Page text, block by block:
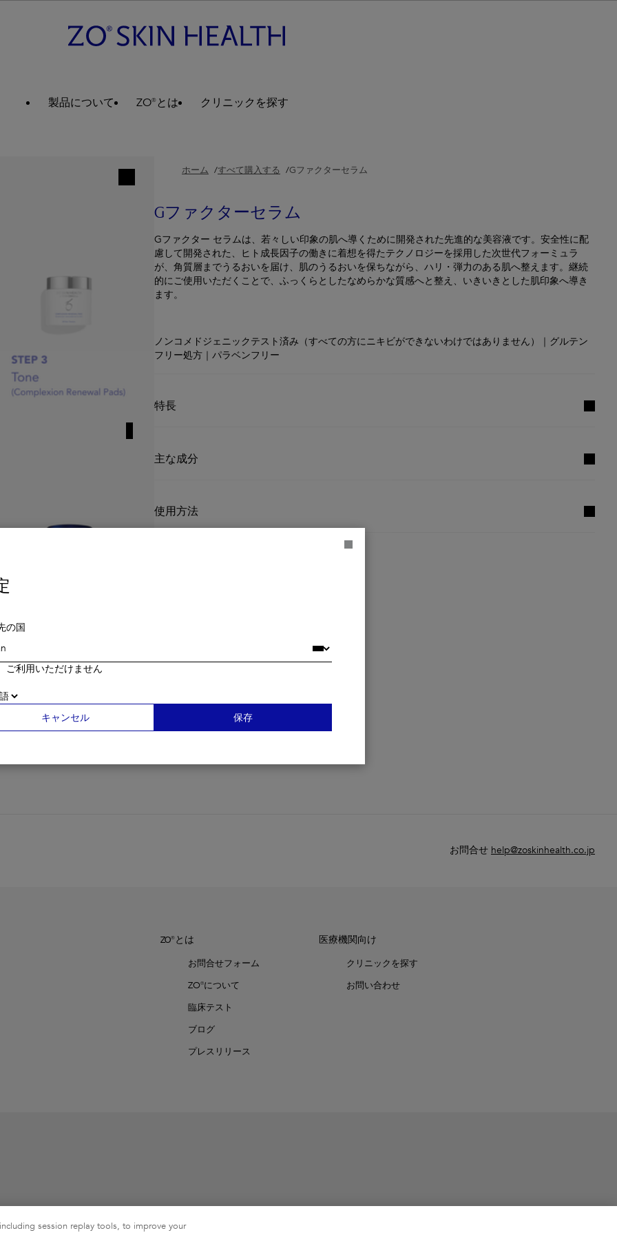
製品について ZO®とは クリニックを探す
ホーム すべて購入する Gファクターセラム
Gファクターセラム
Gファクター セラムは、若々しい印象の肌へ導くために開発された先進的な美容液です。安全性に配
慮して開発された、ヒト成長因子の働きに着想を得たテクノロジーを採用した次世代フォーミュラ
が、角質層までうるおいを届け、肌のうるおいを保ちながら、ハリ・弾力のある肌へ整えます。継続
的にご使用いただくことで、ふっくらとしたなめらかな質感へと整え、いきいきとした肌印象へ導き
ます。
ノンコメドジェニックテスト済み（すべての方にニキビができないわけではありません）｜グルテン
フリー処方｜パラベンフリー
特長
主な成分
使用方法
お問合せ help@zoskinhealth.co.jp
ZO®とは
お問合せフォーム
ZO®について
臨床テスト
ブログ
プレスリリース
医療機関向け
クリニックを探す
お問い合わせ
Inc.の商標です。
の国
ご利用いただけません
キャンセル 保存
session replay tools, to improve your